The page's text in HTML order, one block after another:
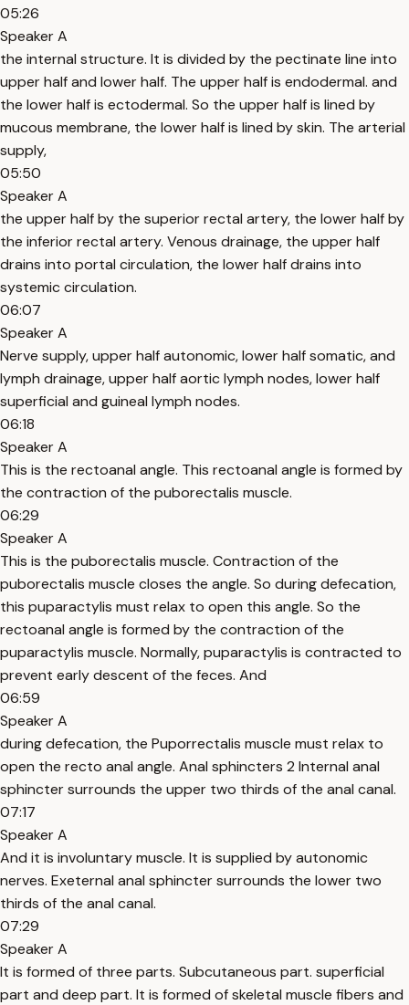
05:26
Speaker A
the internal structure. It is divided by the pectinate line into
upper half and lower half. The upper half is endodermal. and
the lower half is ectodermal. So the upper half is lined by
mucous membrane, the lower half is lined by skin. The arterial
supply,
05:50
Speaker A
the upper half by the superior rectal artery, the lower half by
the inferior rectal artery. Venous drainage, the upper half
drains into portal circulation, the lower half drains into
systemic circulation.
06:07
Speaker A
Nerve supply, upper half autonomic, lower half somatic, and
lymph drainage, upper half aortic lymph nodes, lower half
superficial and guineal lymph nodes.
06:18
Speaker A
This is the rectoanal angle. This rectoanal angle is formed by
the contraction of the puborectalis muscle.
06:29
Speaker A
This is the puborectalis muscle. Contraction of the
puborectalis muscle closes the angle. So during defecation,
this puparactylis must relax to open this angle. So the
rectoanal angle is formed by the contraction of the
puparactylis muscle. Normally, puparactylis is contracted to
prevent early descent of the feces. And
06:59
Speaker A
during defecation, the Puporrectalis muscle must relax to
open the recto anal angle. Anal sphincters 2 Internal anal
sphincter surrounds the upper two thirds of the anal canal.
07:17
Speaker A
And it is involuntary muscle. It is supplied by autonomic
nerves. Exeternal anal sphincter surrounds the lower two
thirds of the anal canal.
07:29
Speaker A
It is formed of three parts. Subcutaneous part. superficial
part and deep part. It is formed of skeletal muscle fibers and